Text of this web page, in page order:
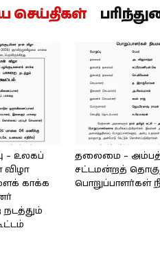
செய்திகள்
– உலகப்
விழா
காக்க
நடத்தும்
தலைமை –
சட்டமன்றத்
பொறுப்பாளர்கள்